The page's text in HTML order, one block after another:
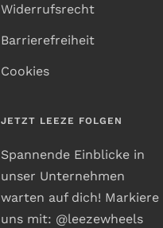
Widerrufsrecht
Barrierefreiheit
Cookies
JETZT LEEZE FOLGEN
Spannende Einblicke in
unser Unternehmen
warten auf dich! Markiere
uns mit: @leezewheels